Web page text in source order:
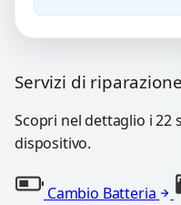
Servizi di
Scopri nel dettaglio i 22
dispositivo.
Cambio Batteria